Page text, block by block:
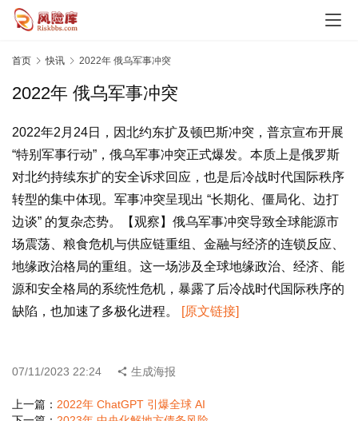
观
势
势
代
险
案
例
启
示
决
智
利
登录
首页 快讯 2022年 俄乌军事冲突
2022年 俄乌军事冲突
2022年2月24日，因北约东扩及顿巴斯冲突，普京宣布开展
“特别军事行动”，俄乌军事冲突正式爆发。本质上是俄罗斯
对北约持续东扩的安全诉求回应，也是后冷战时代国际秩序
转型的集中体现。军事冲突呈现出 “长期化、僵局化、边打
边谈” 的复杂态势。【观察】俄乌军事冲突导致全球能源市
场震荡、粮食危机与供应链重组、金融与经济的连锁反应、
地缘政治格局的重组。这一场涉及全球地缘政治、经济、能
源和安全格局的系统性危机，暴露了后冷战时代国际秩序的
缺陷，也加速了多极化进程。
[原文链接]
07/11/2023 22:24 生成海报
上一篇： 2022年 ChatGPT 引爆全球 AI